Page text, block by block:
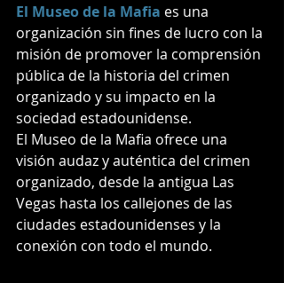
El Museo de la Mafia es una
organización sin fines de lucro con la
misión de promover la comprensión
pública de la historia del crimen
organizado y su impacto en la
sociedad estadounidense.
El Museo de la Mafia ofrece una
visión audaz y auténtica del crimen
organizado, desde la antigua Las
Vegas hasta los callejones de las
ciudades estadounidenses y la
conexión con todo el mundo.